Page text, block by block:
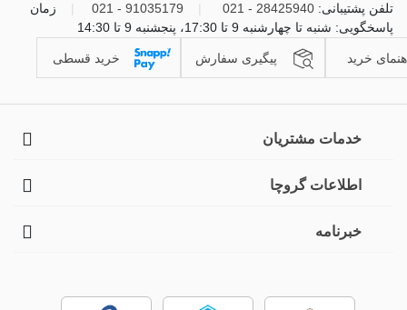
تلفن پشتیبانی: 28425940 - 021
91035179 - 021
زمان
پاسخگویی: شنبه تا چهارشنبه 9 تا 17:30، پنجشنبه 9 تا 14:30
خرید پیگیری سفارش خرید قسطی
خدمات مشتریان
اطلاعات گروچا
خبرنامه